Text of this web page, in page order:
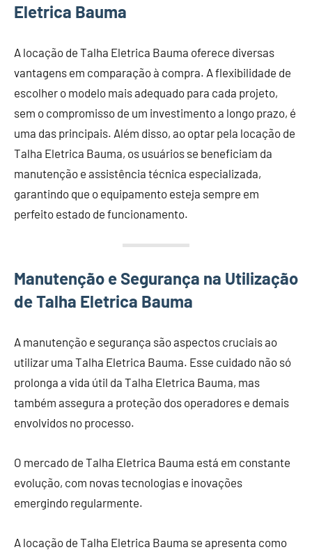
Eletrica Bauma
A locação de Talha Eletrica Bauma oferece diversas
vantagens em comparação à compra. A flexibilidade de
escolher o modelo mais adequado para cada projeto,
sem o compromisso de um investimento a longo prazo, é
uma das principais. Além disso, ao optar pela locação de
Talha Eletrica Bauma, os usuários se beneficiam da
manutenção e assistência técnica especializada,
garantindo que o equipamento esteja sempre em
perfeito estado de funcionamento.
Manutenção e Segurança na Utilização
de Talha Eletrica Bauma
A manutenção e segurança são aspectos cruciais ao
utilizar uma Talha Eletrica Bauma. Esse cuidado não só
prolonga a vida útil da Talha Eletrica Bauma, mas
também assegura a proteção dos operadores e demais
envolvidos no processo.
O mercado de Talha Eletrica Bauma está em constante
evolução, com novas tecnologias e inovações
emergindo regularmente.
A locação de Talha Eletrica Bauma se apresenta como